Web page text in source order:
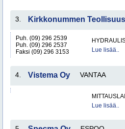
3. Kirkkonummen
Puh. (09) 296 2539
Puh. (09) 296 2537
Faksi (09) 296 3153
Lue lisää..
4. Vistema Oy VANTAA
Lue lisää..